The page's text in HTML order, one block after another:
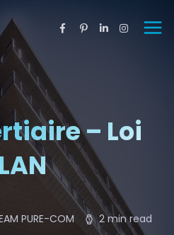
– Loi
PURE-COM
2 min read